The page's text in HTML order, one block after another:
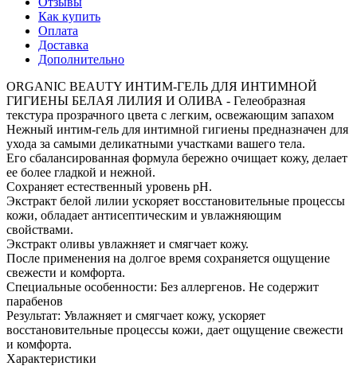
Как купить
Оплата
Доставка
Дополнительно
ORGANIC BEAUTY ИНТИМ-ГЕЛЬ ДЛЯ ИНТИМНОЙ
ГИГИЕНЫ БЕЛАЯ ЛИЛИЯ И ОЛИВА - Гелеобразная
текстура прозрачного цвета с легким, освежающим запахом
Нежный интим-гель для интимной гигиены предназначен для
ухода за самыми деликатными участками вашего тела.
Его сбалансированная формула бережно очищает кожу, делает
ее более гладкой и нежной.
Сохраняет естественный уровень pH.
Экстракт белой лилии ускоряет восстановительные процессы
кожи, обладает антисептическим и увлажняющим
свойствами.
Экстракт оливы увлажняет и смягчает кожу.
После применения на долгое время сохраняется ощущение
свежести и комфорта.
Специальные особенности: Без аллергенов. Не содержит
парабенов
Результат: Увлажняет и смягчает кожу, ускоряет
восстановительные процессы кожи, дает ощущение свежести
и комфорта.
Характеристики